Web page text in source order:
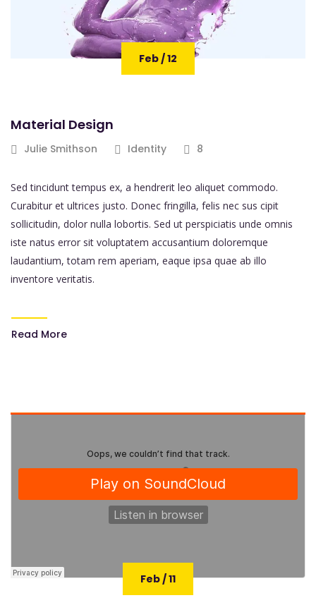
Feb / 12
Material Design
Julie Smithson Identity 8
Sed tincidunt tempus ex, a hendrerit leo aliquet commodo.
Curabitur et ultrices justo. Donec fringilla, felis nec sus cipit
sollicitudin, dolor nulla lobortis. Sed ut perspiciatis unde omnis
iste natus error sit voluptatem accusantium doloremque
laudantium, totam rem aperiam, eaque ipsa quae ab illo
inventore veritatis.
Read More
Feb / 11